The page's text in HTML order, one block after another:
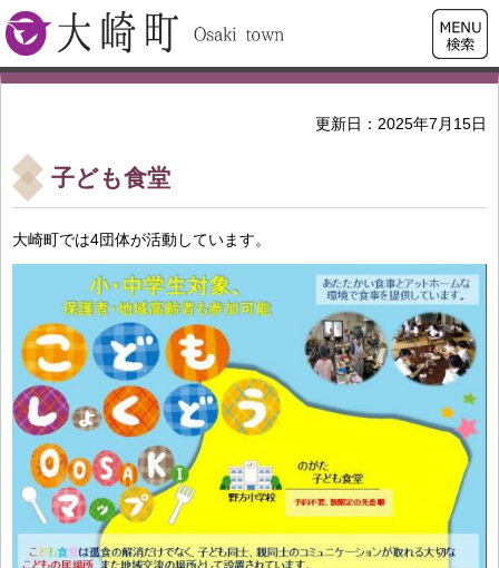
大崎町
検索・
共通メ
ニュー
更新日：2025年7月15日
子ども食堂
大崎町では4団体が活動しています。